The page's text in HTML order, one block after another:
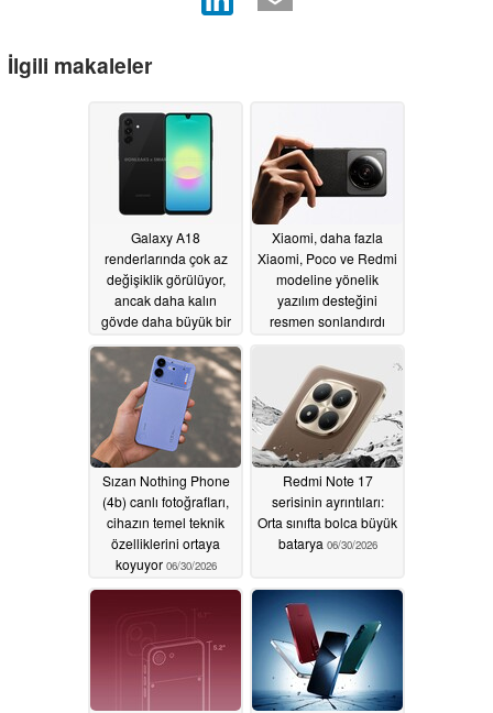
İlgili makaleler
Galaxy A18
renderlarında çok az
değişiklik görülüyor,
ancak daha kalın
gövde daha büyük bir
07/08/2026
Xiaomi, daha fazla
Xiaomi, Poco ve Redmi
modeline yönelik
yazılım desteğini
resmen sonlandırdı
Sızan Nothing Phone
(4b) canlı fotoğrafları,
cihazın temel teknik
özelliklerini ortaya
koyuyor 06/30/2026
Redmi Note 17
serisinin ayrıntıları:
Orta sınıfta bolca büyük
batarya 06/30/2026